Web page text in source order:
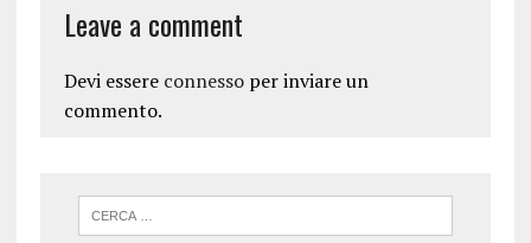
Leave a comment
Devi essere connessoper inviare un
commento.